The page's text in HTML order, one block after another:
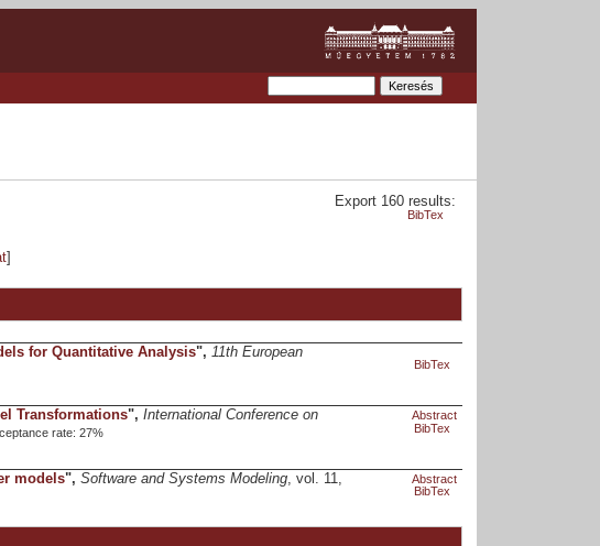
Export 160 results:
BibTex
]
for Quantitative Analysis", 11th European
BibTex
Transformations", International Conference on
Abstract
rate: 27%
BibTex
models", Software and Systems Modeling, vol. 11,
Abstract
BibTex